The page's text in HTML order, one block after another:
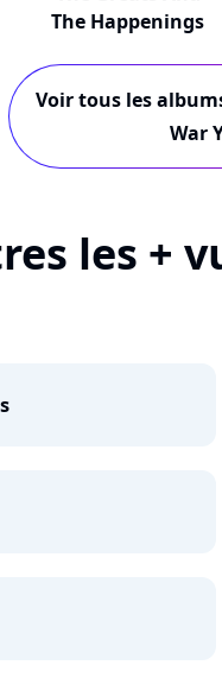
The Happenings
Voir tous les
War
les +